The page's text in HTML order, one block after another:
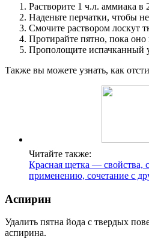
Растворите 1 ч.л. аммиака в
Наденьте перчатки, чтобы
Смочите раствором лоскут
Протирайте пятно, пока оно
Прополощите испачканный
Также вы можете узнать, как
Читайте также:
Красная щетка — свойства,
применению, сочетание с
Аспирин
Удалить пятна йода с твердых
аспирина.